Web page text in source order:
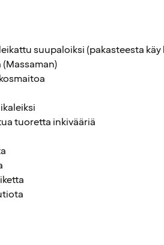
suupaloiksi (pakasteesta käy
tuoretta inkivääriä